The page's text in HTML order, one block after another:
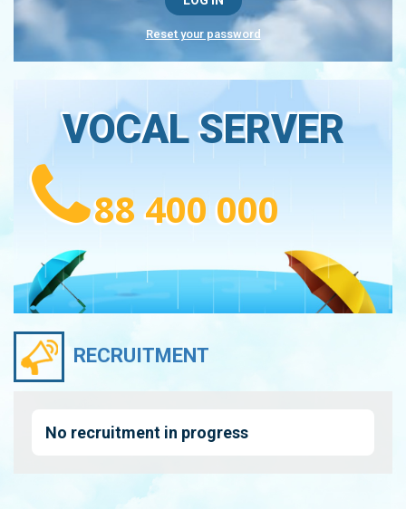
Reset your password
VOCAL SERVER
88 400 000
RECRUITMENT
No recruitment in progress